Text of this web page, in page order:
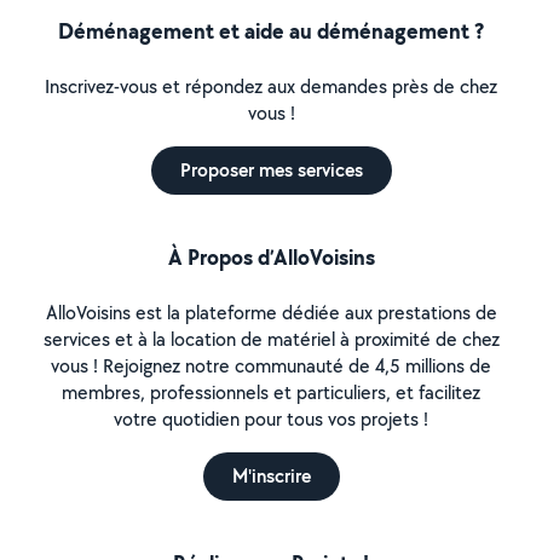
Déménagement et aide au déménagement ?
Inscrivez-vous et répondez aux demandes près de chez
vous !
Proposer mes services
À Propos d’AlloVoisins
AlloVoisins est la plateforme dédiée aux prestations de
services et à la location de matériel à proximité de chez
vous ! Rejoignez notre communauté de 4,5 millions de
membres, professionnels et particuliers, et facilitez
votre quotidien pour tous vos projets !
M'inscrire